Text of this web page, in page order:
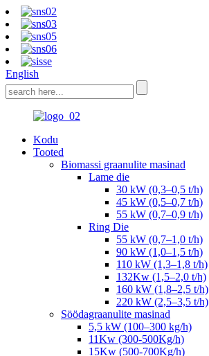
English
Kodu
Tooted
Biomassi graanulite masinad
Lame die
30 kW (0,3–0,5 t/h)
45 kW (0,5–0,7 t/h)
55 kW (0,7–0,9 t/h)
Ring Die
55 kW (0,7–1,0 t/h)
90 kW (1,0–1,5 t/h)
110 kW (1,3–1,8 t/h)
132Kw (1,5–2,0 t/h)
160 kW (1,8–2,5 t/h)
220 kW (2,5–3,5 t/h)
Söödagraanulite masinad
5,5 kW (100–300 kg/h)
11Kw (300-500Kg/h)
15Kw (500-700Kg/h)